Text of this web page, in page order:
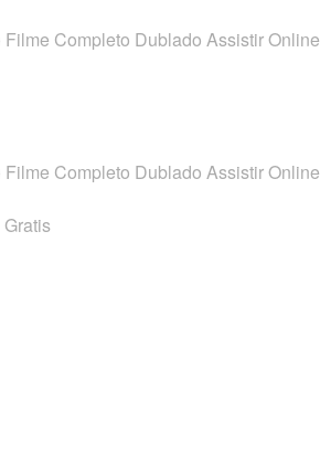
Completo Dublado Assistir Online
Completo Dublado Assistir Online